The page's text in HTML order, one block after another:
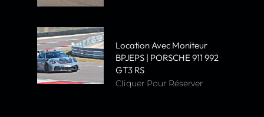
Location Avec Moniteur
BPJEPS | PORSCHE 911 992
GT3 RS
Cliquer Pour Réserver